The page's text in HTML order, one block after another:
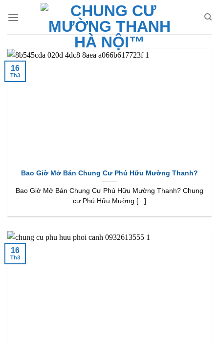
qua
Bao Giờ Mở Bán Chung Cư Phú Hữu Mường Thanh?
Bao Giờ Mở Bán Chung Cư Phú Hữu Mường Thanh? Chung
cư Phú Hữu Mường [...]
16
Th3
16
Th3